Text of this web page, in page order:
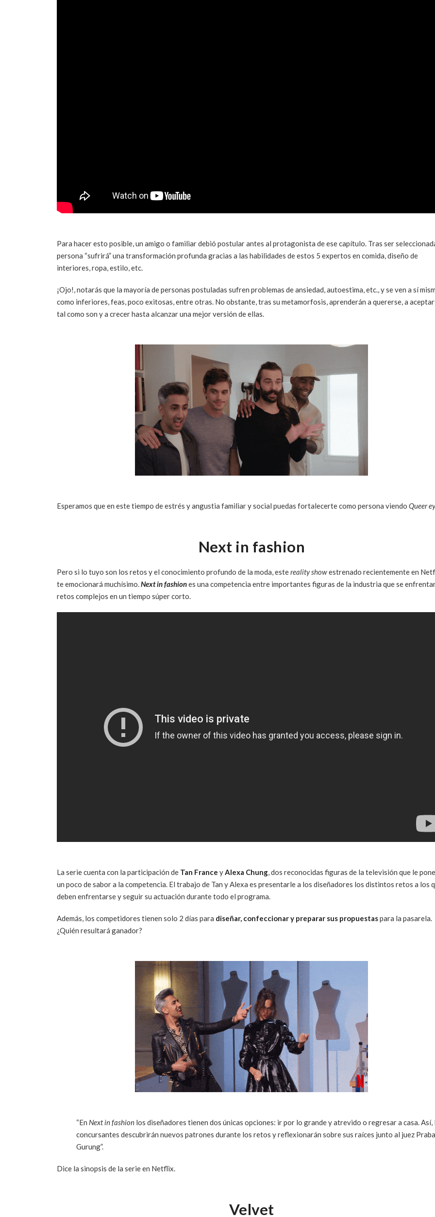
Para hacer esto posible, un amigo o familiar debió postular antes al protagonista de ese capítulo. Tras ser
persona “sufrirá” una transformación profunda gracias a las habilidades de estos 5 expertos en comida, diseño de
interiores, ropa, estilo, etc.
¡Ojo!, notarás que la mayoría de personas postuladas sufren problemas de ansiedad, autoestima, etc., y se ven a sí
como inferiores, feas, poco exitosas, entre otras. No obstante, tras su metamorfosis, aprenderán a quererse, a
tal como son y a crecer hasta alcanzar una mejor versión de ellas.
Esperamos que en este tiempo de estrés y angustia familiar y social puedas fortalecerte como persona viendo Queer
Next in fashion
Pero si lo tuyo son los retos y el conocimiento profundo de la moda, estereality showestrenado recientemente en
te emocionará muchísimo.Next in fashiones una competencia entre importantes figuras de la industria que se
retos complejos en un tiempo súper corto.
La serie cuenta con la participación de Tan France yAlexa Chung, dos reconocidas figuras de la televisión que le
un poco de sabor a la competencia. El trabajo de Tan y Alexa es presentarle a los diseñadores los distintos retos a los
deben enfrentarse y seguir su actuación durante todo el programa.
Además, los competidores tienen solo 2 días para diseñar, confeccionar y preparar sus propuestaspara la pasarela.
¿Quién resultará ganador?
“En Next in fashion los diseñadores tienen dos únicas opciones: ir por lo grande y atrevido o regresar a casa. Así,
concursantes descubrirán nuevos patrones durante los retos y reflexionarán sobre sus raíces junto al juez
Gurung”.
Dice la sinopsis de la serie en Netflix.
Velvet